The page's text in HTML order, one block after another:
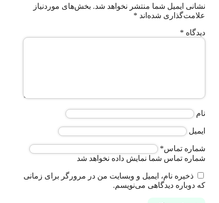
نشانی ایمیل شما منتشر نخواهد شد. بخش‌های موردنیاز
علامت‌گذاری شده‌اند *
دیدگاه *
نام
ایمیل
شماره تماس*
شماره تماس شما نمایش داده نخواهد شد
ذخیره نام، ایمیل و وبسایت من در مرورگر برای زمانی
که دوباره دیدگاهی می‌نویسم.